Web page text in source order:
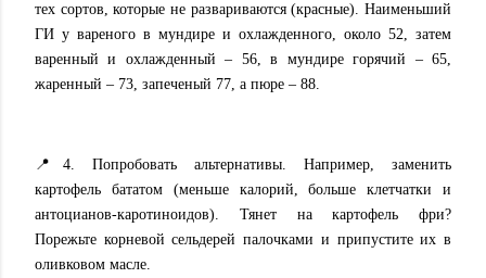
тех сортов, которые не развариваются (красные). Наименьший
ГИ у вареного в мундире и охлажденного, около 52, затем
варенный и охлажденный – 56, в мундире горячий – 65,
жаренный – 73, запеченый 77, а пюре – 88.
📍4. Попробовать альтернативы. Например, заменить
картофель бататом (меньше калорий, больше клетчатки и
антоцианов-каротиноидов). Тянет на картофель фри?
Порежьте корневой сельдерей палочками и припустите их в
оливковом масле.